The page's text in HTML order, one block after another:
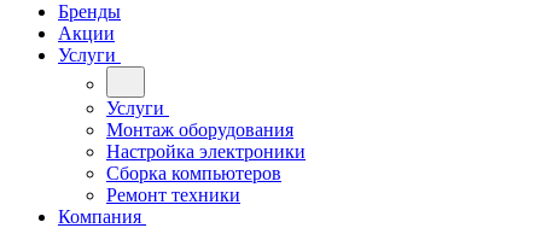
Бренды
Акции
Услуги
Услуги
Монтаж оборудования
Настройка электроники
Сборка компьютеров
Ремонт техники
Компания